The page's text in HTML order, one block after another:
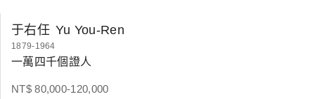
于右任 Yu You-Ren
1879-1964
一萬四千個證人
NT$ 80,000-120,000